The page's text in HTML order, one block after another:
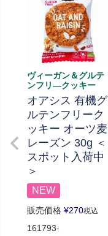
ヴィーガン＆グルテ
ンフリ―クッキー
オアシス 有機グ
ルテンフリーク
ッキー オーツ麦
レーズン 30g ＜
スポット入荷中
＞
NEW
販売価格 ¥270税込
161793-